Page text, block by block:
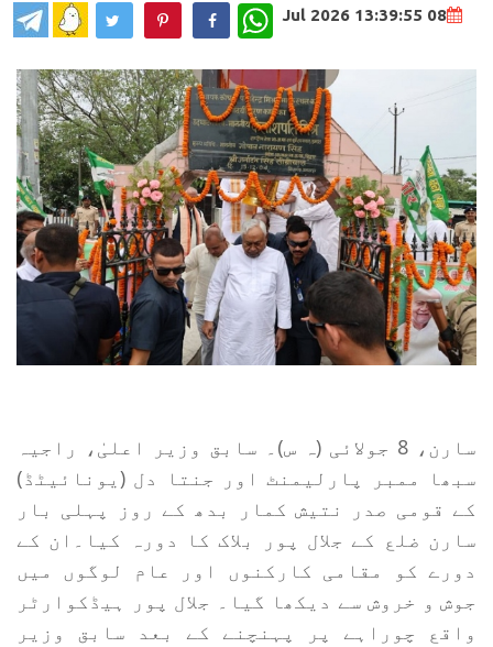
08 Jul 2026 13:39:55
WhatsApp
سارن، 8 جولائی (ہ س)۔ سابق وزیر اعلیٰ، راجیہ
سبھا ممبر پارلیمنٹ اور جنتا دل (یونائیٹڈ)
کے قومی صدر نتیش کمار بدھ کے روز پہلی بار
سارن ضلع کے جلال پور بلاک کا دورہ کیا۔ان کے
دورے کو مقامی کارکنوں اور عام لوگوں میں
جوش و خروش سے دیکھا گیا۔ جلال پور ہیڈکوارٹر
واقع چوراہے پر پہنچنے کے بعد سابق وزیر